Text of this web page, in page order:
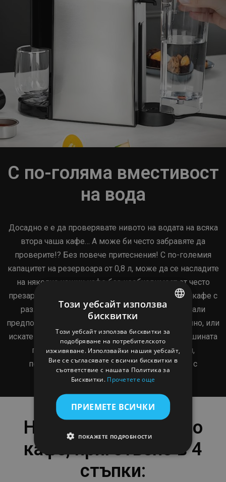
С по-голяма вместивост
на вода
Досадно е е да проверявате нивото на водата на всяка
втора чаша кафе… А може би често забравяте да
проверите!? Без повече притеснения! С по-големия
капацитет на резервоара от 0,8 л, може да се насладите
на няколко чашки кафе без необходимост от често
презареждане. Отдайте се на перфектната чаша кафе с
различни опции за дължината. Независимо дали
предпочитате дълго кафе, късо или двойно и силно, или
искате да регулирате дължината ръчно, кафемашината
просто отговаря на вашите предпочитания,
позволявайки ви да фиксирате дължината с
натискането на един бутон.
Наситено и уникално
кафе, приготвено в 4
стъпки:
BULGARIAN
CROATIAN
CZECH
HUNGARIAN
SLOVAK
SLOVENIAN
POLISH
PORTUGUESE
Този уебсайт използва
бисквитки
Този уебсайт използва бисквитки за
подобряване на потребителското
изживяване. Използвайки нашия уебсайт,
Вие се съгласявате с всички бисквитки в
съответствие с нашата Политика за
Бисквитки. Прочетете още
ПРИЕМЕТЕ ВСИЧКИ
ПОКАЖЕТЕ ПОДРОБНОСТИ